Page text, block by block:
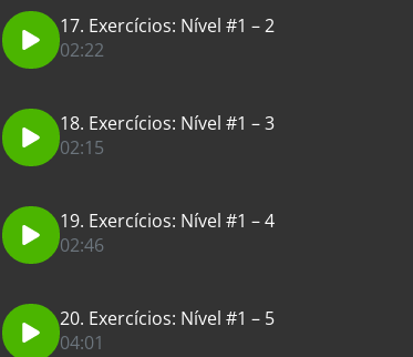
17. Exercícios: Nível #1 – 2
02:22
18. Exercícios: Nível #1 – 3
02:15
19. Exercícios: Nível #1 – 4
02:46
20. Exercícios: Nível #1 – 5
04:01